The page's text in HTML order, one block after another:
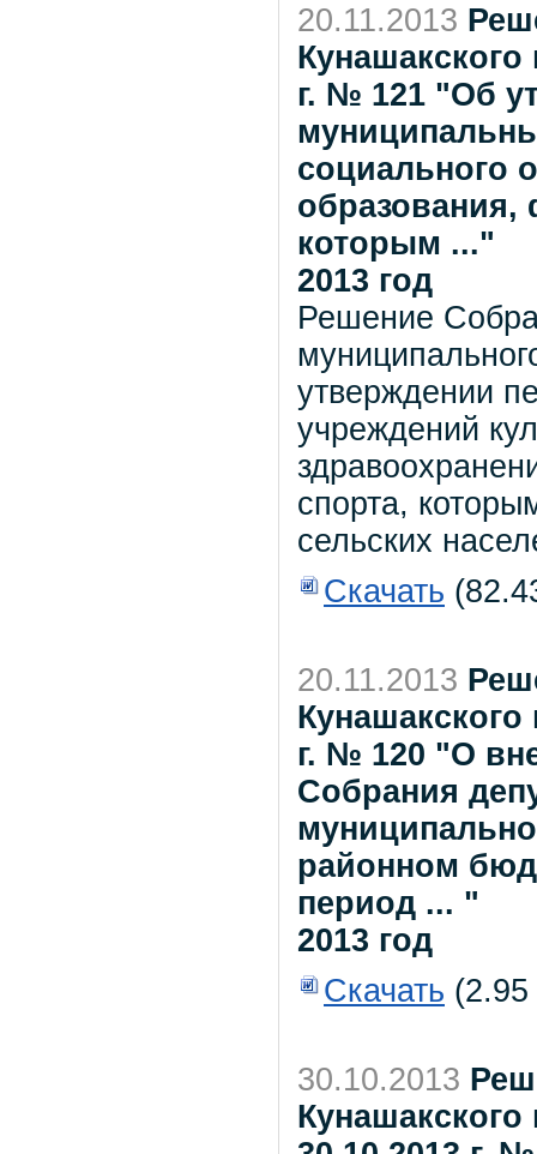
20.11.2013
Кунашакского
г. № 121 "Об
социального
образования,
которым ..."
2013 год
Решение
утверждении
учреждений
спорта,
сельских
Скачать
20.11.2013
Кунашакского
г. № 120 "О
Собрания
районном
период ... "
2013 год
Скачать
30.10.2013